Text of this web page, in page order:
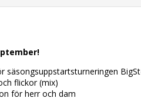
säsongsuppstartsturneringen
flickor (mix)
för herr och dam